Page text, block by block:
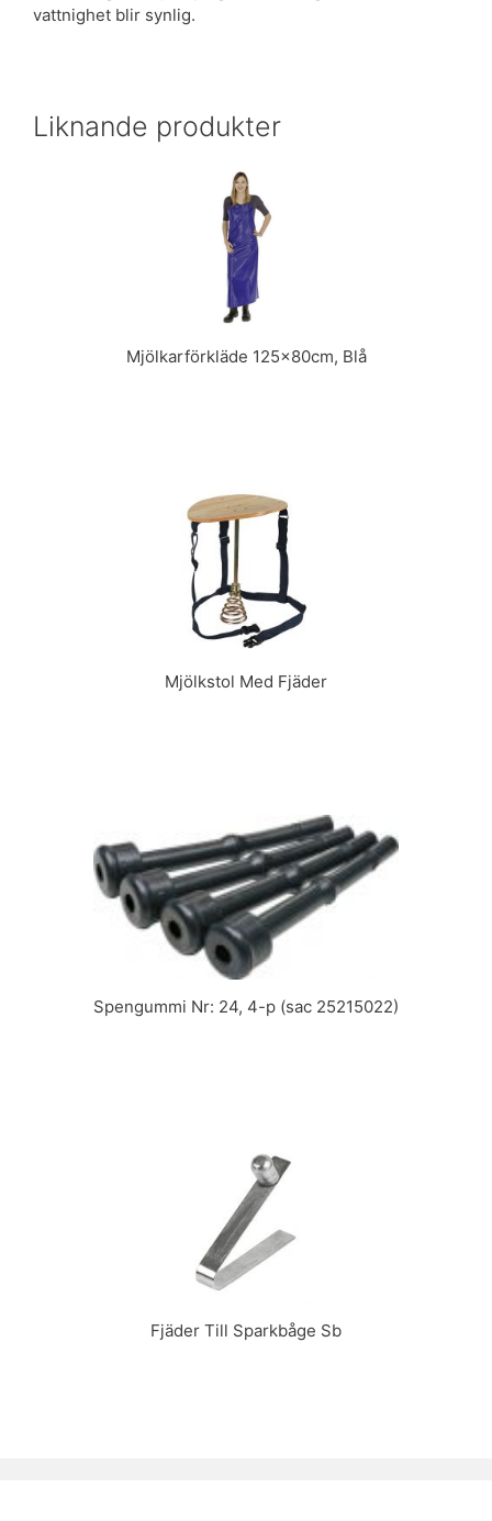
vattnighet blir synlig.
Liknande produkter
Mjölkarförkläde 125x80cm, Blå
Mjölkstol Med Fjäder
Spengummi Nr: 24, 4-p (sac 25215022)
Fjäder Till Sparkbåge Sb